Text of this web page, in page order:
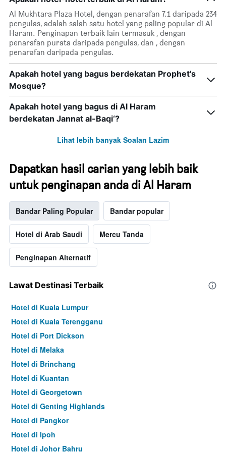
dalam
seminggu.
Carta
mempunyai
1
paksi
yang
memaparkan
purata
harga
bilik
Al Mukhtara Plaza Hotel, dengan penarafan 7.1 daripada 234
pengulas, adalah salah satu hotel yang paling popular di Al
Haram. Penginapan terbaik lain termasuk , dengan
penarafan purata daripada pengulas, dan , dengan
penarafan daripada pengulas.
Apakah hotel yang bagus berdekatan Prophet's
Mosque?
Apakah hotel yang bagus di Al Haram
berdekatan Jannat al-Baqi‘?
Lihat lebih banyak Soalan Lazim
Dapatkan hasil carian yang lebih baik
untuk penginapan anda di Al Haram
Bandar Paling Popular Bandar popular
Hotel di Arab Saudi Mercu Tanda
Penginapan Alternatif
Lawat Destinasi Terbaik
Hotel di Kuala Lumpur
Hotel di Kuala Terengganu
Hotel di Port Dickson
Hotel di Melaka
Hotel di Brinchang
Hotel di Kuantan
Hotel di Georgetown
Hotel di Genting Highlands
Hotel di Pangkor
Hotel di Ipoh
Hotel di Johor Bahru